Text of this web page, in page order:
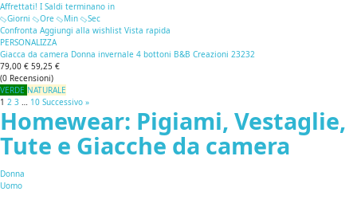
Affrettati! I Saldi terminano in
Giorni
Ore Min
Sec
Confronta Aggiungi alla wishlist Vista rapida
PERSONALIZZA
Giacca da camera Donna invernale 4 bottoni B&B Creazioni 23232
79,00 € 59,25 €
(0 Recensioni)
VERDE NATURALE
1 2 3 … 10 Successivo »
Homewear: Pigiami, Vestaglie,
Tute e Giacche da camera
Donna
Uomo